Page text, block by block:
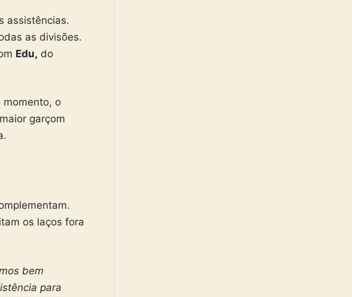
assistências.
as divisões.
Edu, do
momento, o
maior garçom
.
os laços fora
bem
para